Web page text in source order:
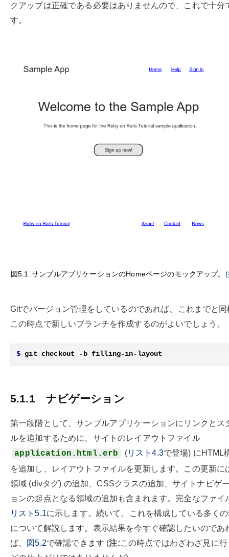
クアップは正確である必要はありませんので、これで十分
す。
図5.1 サンプルアプリケーションのHomeページのモックアップ。 (
Gitでバージョン管理をしているのであれば、これまでと同
この時点で新しいブランチを作成するのがよいでしょう。
$
5.1.1 ナビゲーション
第一段階として、サンプルアプリケーションにリンクとス
ルを追加するために、サイトのレイアウトファイル
application.html.erb (リスト4.3で登場) にHTML
を追加し、レイアウトファイルを更新します。この更新に
領域 (divタグ) の追加、CSSクラスの追加、サイトナビゲ
ョンの起点となる領域の追加も含まれます。完全なファイ
リスト5.1に示します。続いて、これを構成している多く
について解説します。表示結果を今すぐ確認したいのであ
ば、 図5.2で確認できます (注:この時点ではわざわざ見に